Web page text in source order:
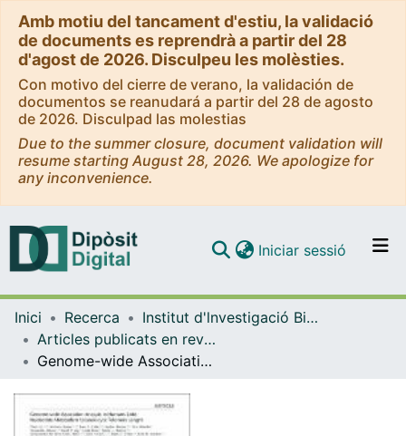
Amb motiu del tancament d'estiu, la validació
de documents es reprendrà a partir del 28
d'agost de 2026. Disculpeu les molèsties.
Con motivo del cierre de verano, la validación de
documentos se reanudará a partir del 28 de agosto
de 2026. Disculpad las molestias
Due to the summer closure, document validation will
resume starting August 28, 2026. We apologize for
any inconvenience.
Navega per tot el DD
Com publicar
Iniciar sessió (current)
Inici Recerca
Institut d'lnvestigació Biomèdica de Bellvitge (IDIBELL)
Articles publicats en revistes (Institut d'lnvestigació Biomèdica de Bellvitge (IDIBELL))
Genome-wide Association Analysis in Humans Links Nucleotide Metabolism to Leukocyte Telomere Length